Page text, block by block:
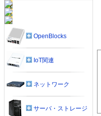
OpenBlocks
IoT関連
ネットワーク
サーバ・ストレージ